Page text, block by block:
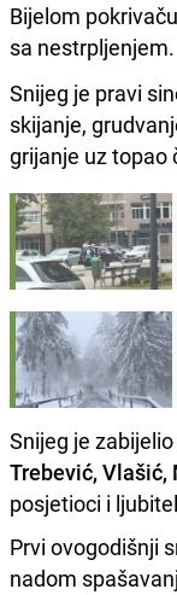
Bijelom
sa nestrpljenjem.
Snijeg je pravi
skijanje,
grijanje uz topao
Snijeg je zabijelio
Trebević, Vlašić,
posjetioci i
Prvi ovogodišnji
nadom